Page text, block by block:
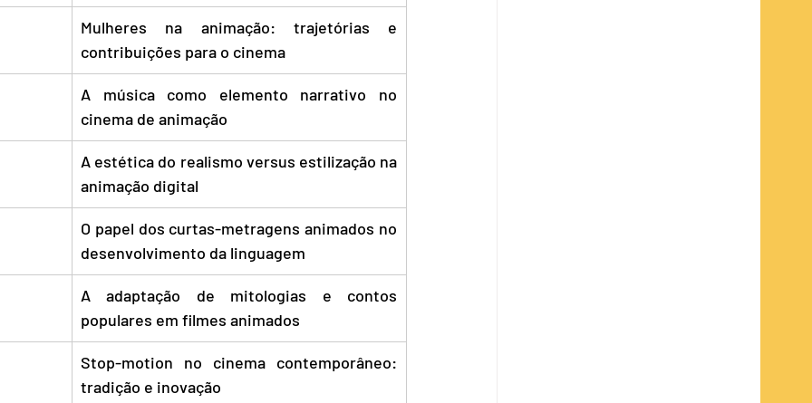
Mulheres na animação: trajetórias e
contribuições para o cinema
A música como elemento narrativo no
cinema de animação
A estética do realismo versus estilização na
animação digital
O papel dos curtas-metragens animados no
desenvolvimento da linguagem
A adaptação de mitologias e contos
populares em filmes animados
Stop-motion no cinema contemporâneo:
tradição e inovação